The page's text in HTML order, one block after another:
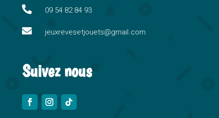
i
e
 09 54 82 84 93
 jeuxrevesetjouets@gmail.com
Suivez nous